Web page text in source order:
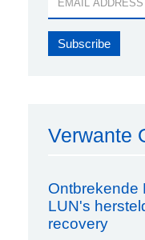
Verwante
LUN's
recovery